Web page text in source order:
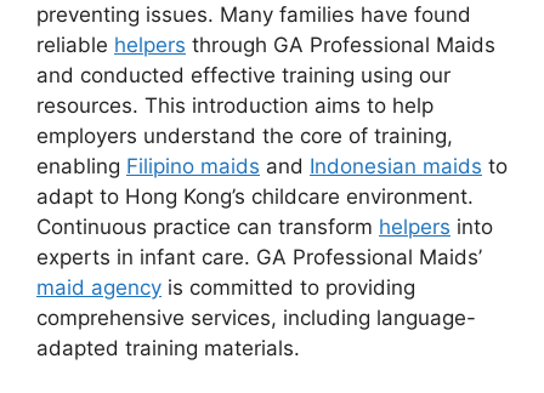
preventing issues. Many families have found
reliable helpers through GA Professional Maids
and conducted effective training using our
resources. This introduction aims to help
employers understand the core of training,
enabling Filipino maids and Indonesian maids to
adapt to Hong Kong’s childcare environment.
Continuous practice can transform helpers into
experts in infant care. GA Professional Maids’
maid agency is committed to providing
comprehensive services, including language-
adapted training materials.